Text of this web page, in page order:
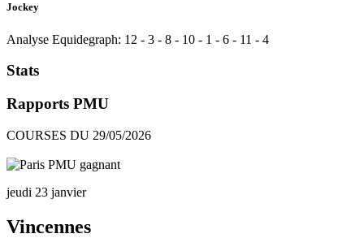
Jockey
Analyse Equidegraph: 12 - 3 - 8 - 10 - 1 - 6 - 11 - 4
Stats
Rapports PMU
COURSES DU 29/05/2026
jeudi 23 janvier
Vincennes